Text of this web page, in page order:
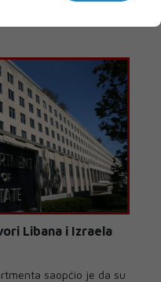
Libana i Izraela
saopćio je da su